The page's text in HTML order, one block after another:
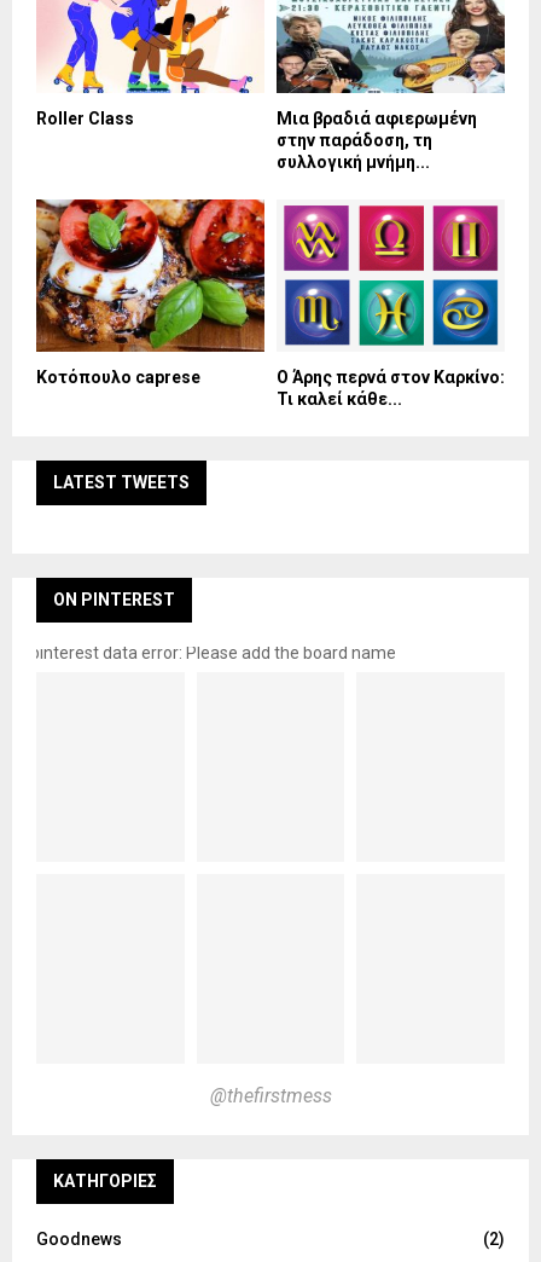
Roller Class
Μια βραδιά αφιερωμένη
στην παράδοση, τη
συλλογική μνήμη...
Κοτόπουλο caprese
Ο Άρης περνά στον Καρκίνο:
Τι καλεί κάθε...
LATEST TWEETS
ON PINTEREST
pinterest data error: Please add the board name
@thefirstmess
KΑΤΗΓΟΡΊΕΣ
Goodnews
(2)